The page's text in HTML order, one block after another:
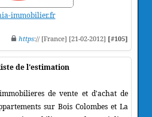
immobilier.fr
https:// [France] [21-02-2012] [#105]
de l'estimation
de vente et d'achat de
sur Bois Colombes et La